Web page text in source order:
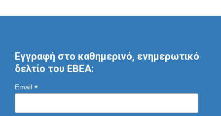
Εγγραφή στο καθημερινό, ενημερωτικό
δελτίο του ΕΒΕΑ:
Email *